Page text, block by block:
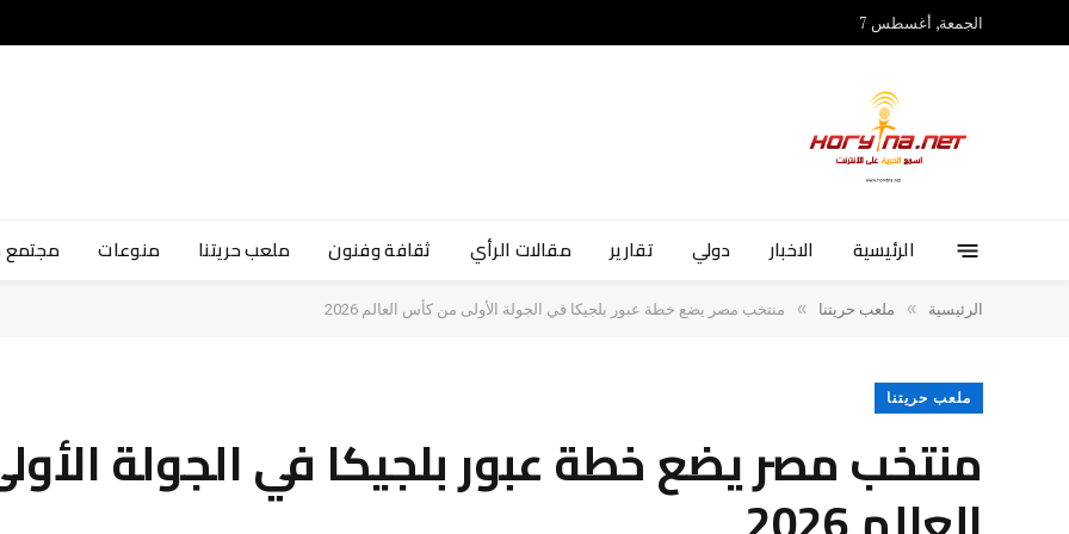
الجمعة, أغسطس 7
الرئيسية الاخبار دولي تقارير مقالات الرأي ثقافة وفنون ملعب حريتنا منوعات
الرئيسية » ملعب حريتنا » منتخب مصر يضع خطة عبور بلجيكا في الجولة الأولى من كأس العالم 2026
ملعب حريتنا
منتخب مصر يضع خطة عبور بلجيكا في الجولة